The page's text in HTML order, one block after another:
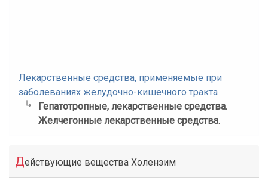
Лекарственные средства, применяемые при
заболеваниях желудочно-кишечного тракта
Гепатотропные, лекарственные средства.
Желчегонные лекарственные средства.
Действующие вещества Холензим